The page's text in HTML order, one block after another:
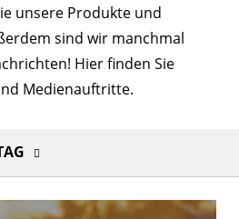
unsere Produkte und
sind wir manchmal
Hier finden Sie
Medienauftritte.